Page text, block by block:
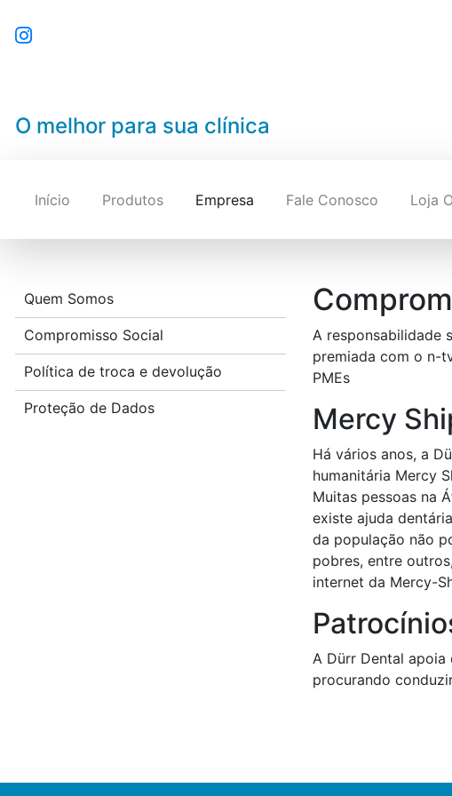
O melhor para sua clínica
Início Produtos Empresa Fale Conosco Loja
Quem Somos
Compromisso Social
Política de troca e devolução
Proteção de Dados
A responsabilidade
premiada com o n-
PMEs
Mercy
Há vários anos, a
humanitária Mercy
Muitas pessoas na
existe ajuda
da população não
pobres, entre
internet da Mercy-
A Dürr Dental apoia
procurando